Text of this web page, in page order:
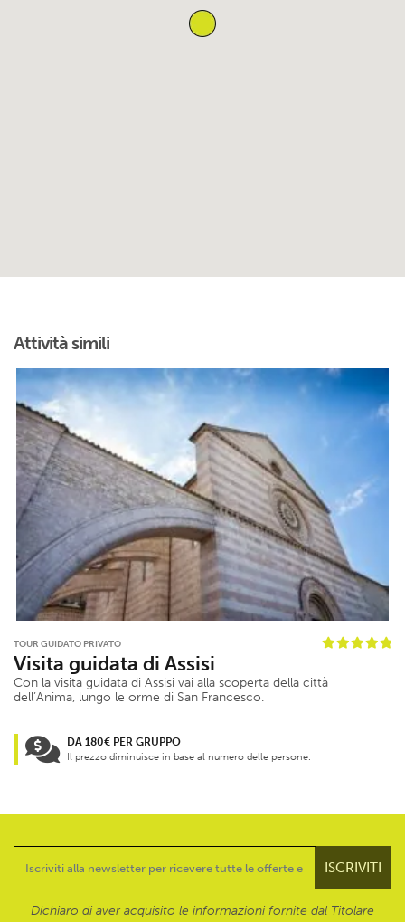
Attività simili
TOUR GUIDATO PRIVATO
Visita guidata di Assisi
Con la visita guidata di Assisi vai alla scoperta della città
dell’Anima, lungo le orme di San Francesco.
DA 180€ PER GRUPPO
Il prezzo diminuisce in base al numero delle persone.
Dichiaro di aver acquisito le informazioni fornite dal Titolare